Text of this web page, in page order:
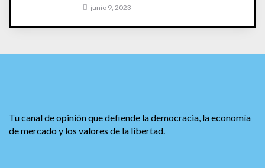
junio 9, 2023
Tu canal de opinión que defiende la democracia, la economía
de mercado y los valores de la libertad.